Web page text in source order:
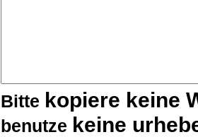
Bitte kopiere keine
benutze keine